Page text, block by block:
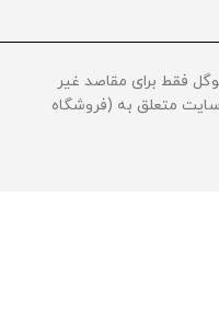
فقط برای مقاصد غیر
متعلق به (فروشگاه